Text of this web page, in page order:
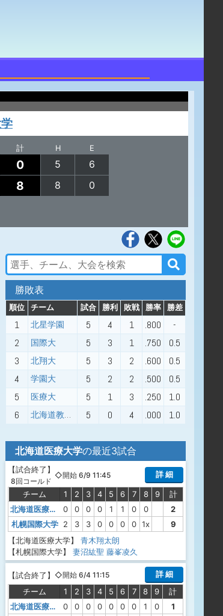
計 H E
0 5
6
8 8 0
勝敗表
順位 チーム 試合 勝利 敗戦 勝率 勝差
1 北星学園 5 4 1 .800
-
2
国際大 5 3 1 .750
0.5
3
北翔大 5 3 2 .600
0.5
4
学園大 5 2 2 .500
0.5
5
医療大 5 1 3 .250
1.0
6
北海道教育大学札幌校 5 0 4 .000 1.0
北海道医療大学の最近3試合
【試合終了】
8回コールド
◇開始 6/9 11:45 詳 細
チーム 1 2 3 4 5 6 7 8 9
計
北海道医療大学
0 0 0 0 1 1 0 0
2
札幌国際大学 2 3 3 0 0 0 0 1x
9
【北海道医療大学】
青木翔太朗
【札幌国際大学】
妻沼紘聖 藤峯凌久
【試合終了】 ◇開始 6/4 11:15
詳 細
チーム
1 2 3 4 5 6 7 8 9
計
北海道医療大学
0 0 0 0 0 0 0 1 0
1